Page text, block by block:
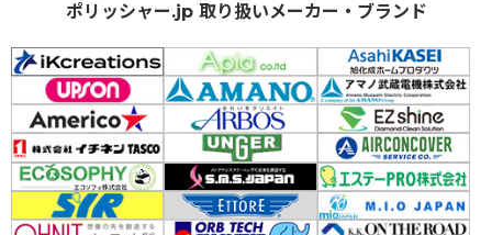
ポリッシャー.jp 取り扱いメーカー・ブランド